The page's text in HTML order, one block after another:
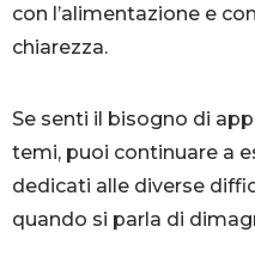
con l’alimentazione e
chiarezza.
Se senti il bisogno di
temi, puoi continuare a
dedicati alle diverse
quando si parla di